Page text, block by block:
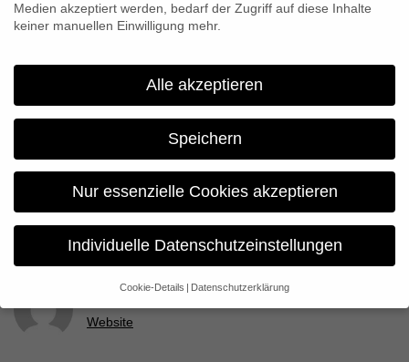
“One flew over the Kremlin” broadcast on EinsExra
“Biomimikry – Natürlich genial” auf Asientour
constanza
Website
Medien akzeptiert werden, bedarf der Zugriff auf diese Inhalte
keiner manuellen Einwilligung mehr.
Alle akzeptieren
Speichern
Nur essenzielle Cookies akzeptieren
Individuelle Datenschutzeinstellungen
Cookie-Details Datenschutzerklärung
Datenschutzeinstellungen